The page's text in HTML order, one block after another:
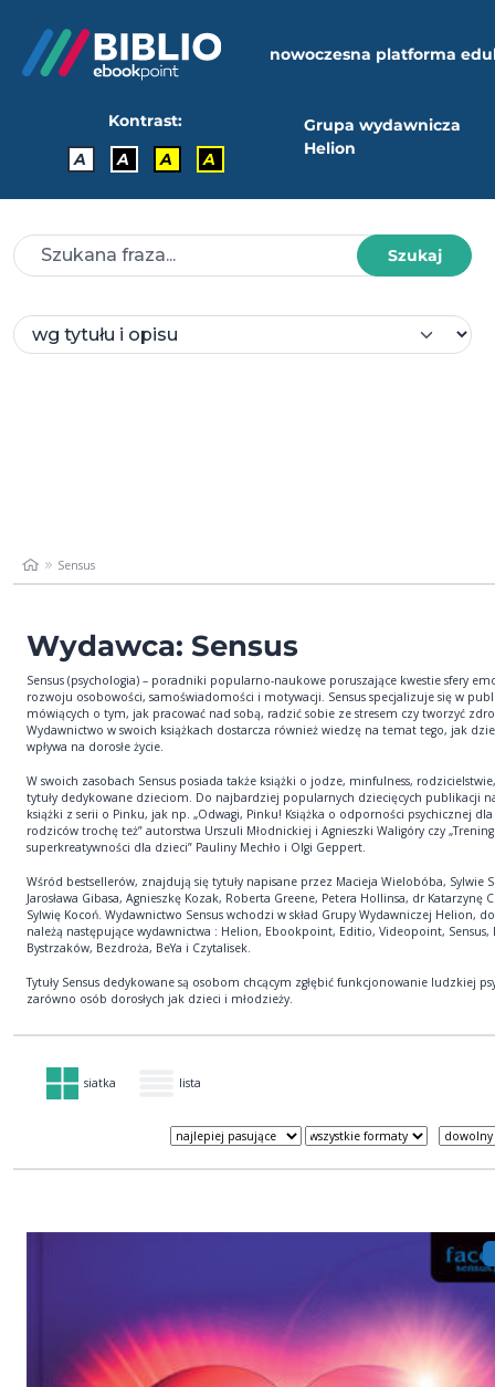
nowoczesna platforma
Kontrast:
A
A A A
Grupa wydawnicza
Helion
Szukaj
Sensus
Wydawca: Sensus
Sensus (psychologia) – poradniki popularno-naukowe poruszające kwestie sfery
rozwoju osobowości, samoświadomości i motywacji. Sensus specjalizuje się w
mówiących o tym, jak pracować nad sobą, radzić sobie ze stresem czy tworzyć
Wydawnictwo w swoich książkach dostarcza również wiedzę na temat tego, jak
wpływa na dorosłe życie.
W swoich zasobach Sensus posiada także książki o jodze, minfulness,
tytuły dedykowane dzieciom. Do najbardziej popularnych dziecięcych publikacji
książki z serii o Pinku, jak np. „Odwagi, Pinku! Książka o odporności psychicznej
rodziców trochę też” autorstwa Urszuli Młodnickiej i Agnieszki Waligóry czy „Trening
superkreatywności dla dzieci” Pauliny Mechło i Olgi Geppert.
Wśród bestsellerów, znajdują się tytuły napisane przez Macieja Wielobóba, Sylwie
Jarosława Gibasa, Agnieszkę Kozak, Roberta Greene, Petera Hollinsa, dr Katarzynę
Sylwię Kocoń. Wydawnictwo Sensus wchodzi w skład Grupy Wydawniczej Helion,
należą następujące wydawnictwa : Helion, Ebookpoint, Editio, Videopoint, Sensus,
Bystrzaków, Bezdroża, BeYa i Czytalisek.
Tytuły Sensus dedykowane są osobom chcącym zgłębić funkcjonowanie ludzkiej
zarówno osób dorosłych jak dzieci i młodzieży.
siatka lista